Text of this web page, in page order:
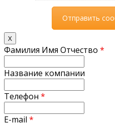
X
Фамилия Имя Отчество *
Название компании
Телефон *
E-mail *